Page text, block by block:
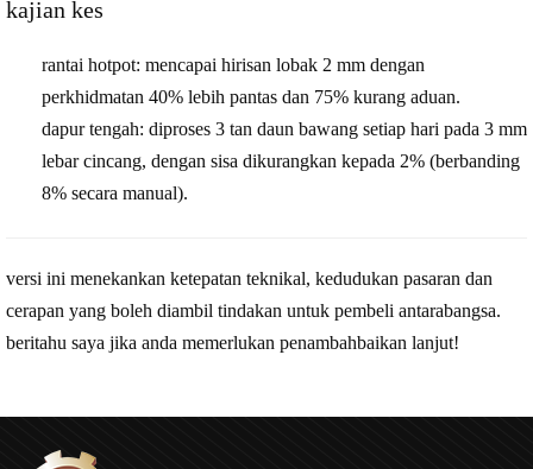
kajian kes
rantai hotpot: mencapai hirisan lobak 2 mm dengan
perkhidmatan 40% lebih pantas dan 75% kurang aduan.
dapur tengah: diproses 3 tan daun bawang setiap hari pada 3 mm
lebar cincang, dengan sisa dikurangkan kepada 2% (berbanding
8% secara manual).
versi ini menekankan ketepatan teknikal, kedudukan pasaran dan
cerapan yang boleh diambil tindakan untuk pembeli antarabangsa.
beritahu saya jika anda memerlukan penambahbaikan lanjut!